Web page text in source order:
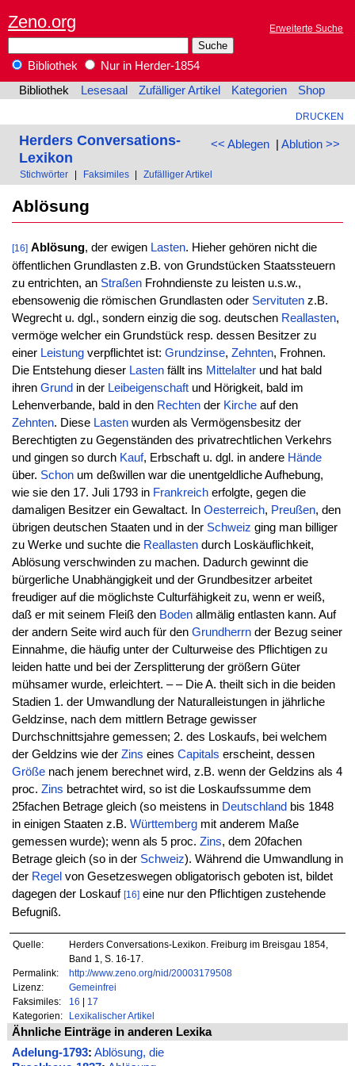
Zeno.org Erweiterte Suche
Bibliothek
Nur in Herder-1854
Bibliothek
Lesesaal Zufälliger Artikel Kategorien Shop
DRUCKEN
<< Ablegen| Ablution >>
Herders Conversations-
Lexikon
Stichwörter Faksimiles Zufälliger Artikel
Ablösung
[16] Ablösung, der ewigen Lasten. Hieher gehören nicht die
öffentlichen Grundlasten z.B. von Grundstücken Staatssteuern
zu entrichten, an StraßenFrohndienste zu leisten u.s.w.,
ebensowenig die römischen Grundlasten oder Servitutenz.B.
Wegrecht u. dgl., sondern einzig die sog. deutschen Reallasten,
vermöge welcher ein Grundstück resp. dessen Besitzer zu
einer Leistungverpflichtet ist: Grundzinse, Zehnten, Frohnen.
Die Entstehung dieser Lastenfällt ins Mittelalterund hat bald
ihren Grund in der Leibeigenschaftund Hörigkeit, bald im
Lehenverbande, bald in den Rechtender Kircheauf den
Zehnten. Diese Lastenwurden als Vermögensbesitz der
Berechtigten zu Gegenständen des privatrechtlichen Verkehrs
und gingen so durch Kauf, Erbschaft u. dgl. in andere Hände
über. Schonum deßwillen war die unentgeldliche Aufhebung,
wie sie den 17. Juli 1793 in Frankreicherfolgte, gegen die
damaligen Besitzer ein Gewaltact. In Oesterreich, Preußen, den
übrigen deutschen Staaten und in der Schweiz ging man billiger
zu Werke und suchte die Reallastendurch Loskäuflichkeit,
Ablösung verschwinden zu machen. Dadurch gewinnt die
bürgerliche Unabhängigkeit und der Grundbesitzer arbeitet
freudiger auf die möglichste Culturfähigkeit zu, wenn er weiß,
daß er mit seinem Fleiß den Bodenallmälig entlasten kann. Auf
der andern Seite wird auch für den Grundherrnder Bezug seiner
Einnahme, die häufig unter der Culturweise des Pflichtigen zu
leiden hatte und bei der Zersplitterung der größern Güter
mühsamer wurde, erleichtert. – – Die A. theilt sich in die beiden
Stadien 1. der Umwandlung der Naturalleistungen in jährliche
Geldzinse, nach dem mittlern Betrage gewisser
Durchschnittsjahre gemessen; 2. des Loskaufs, bei welchem
der Geldzins wie der Zins eines Capitals erscheint, dessen
Größenach jenem berechnet wird, z.B. wenn der Geldzins als 4
proc. Zins betrachtet wird, so ist die Loskaufssumme dem
25fachen Betrage gleich (so meistens in Deutschland bis 1848
in einigen Staaten z.B. Württembergmit anderem Maße
gemessen wurde); wenn als 5 proc. Zins, dem 20fachen
Betrage gleich (so in der Schweiz). Während die Umwandlung in
der Regel von Gesetzeswegen obligatorisch geboten ist, bildet
dagegen der Loskauf [16]eine nur den Pflichtigen zustehende
Befugniß.
Quelle:
Herders Conversations-Lexikon. Freiburg im Breisgau 1854,
Band 1, S. 16-17.
Permalink:
http://www.zeno.org/nid/20003179508
Lizenz:
Gemeinfrei
Faksimiles:
16 | 17
Kategorien:
Lexikalischer Artikel
Ähnliche Einträge in anderen Lexika
Adelung-1793: Ablösung, die